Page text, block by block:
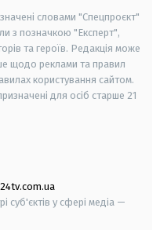
словами "Спецпроєкт"
з позначкою "Експерт",
та героїв. Редакція може
щодо реклами та правил
користування сайтом.
для осіб старше 21
суб'єктів у сфері медіа —